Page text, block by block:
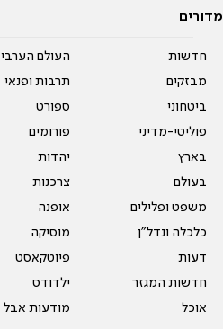
מדורים
חדשות
מבזקים
ביטחוני
פוליטי-מדיני
בארץ
בעולם
משפט ופלילים
כלכלה ונדל"ן
דעות
חדשות המגזר
אוכל
העולם הערבי
תרבות ופנאי
ספורט
פורומים
יהדות
צרכנות
אופנה
מוסיקה
פיוטקאסט
ילדודס
מודעות אבל